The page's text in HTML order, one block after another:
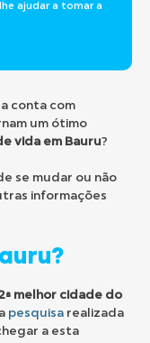
ajudar a tomar a
conta com
um ótimo
vida em Bauru?
se mudar ou não
informações
melhor cidade do
pesquisa realizada
a esta